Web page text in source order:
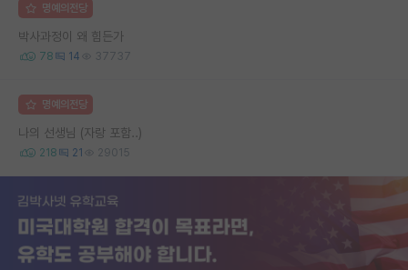
명예의전당
박사과정이 왜 힘든가
78 14 37737
명예의전당
나의 선생님 (자랑 포함..)
218 21 29015